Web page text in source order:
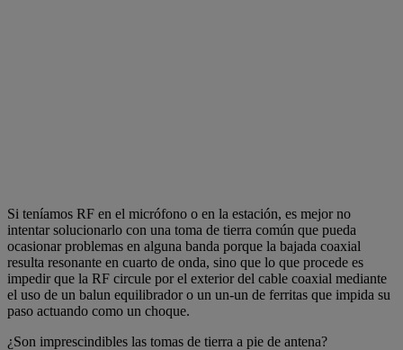
Si teníamos RF en el micrófono o en la estación, es mejor no
intentar solucionarlo con una toma de tierra común que pueda
ocasionar problemas en alguna banda porque la bajada coaxial
resulta resonante en cuarto de onda, sino que lo que procede es
impedir que la RF circule por el exterior del cable coaxial mediante
el uso de un balun equilibrador o un un-un de ferritas que impida su
paso actuando como un choque.
¿Son imprescindibles las tomas de tierra a pie de antena?